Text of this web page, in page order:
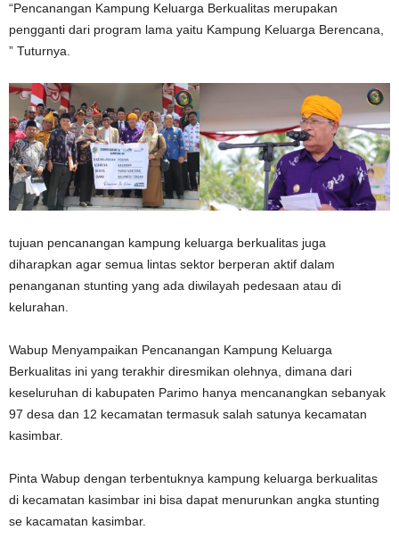
“Pencanangan Kampung Keluarga Berkualitas merupakan
pengganti dari program lama yaitu Kampung Keluarga Berencana,
” Tuturnya.
tujuan pencanangan kampung keluarga berkualitas juga
diharapkan agar semua lintas sektor berperan aktif dalam
penanganan stunting yang ada diwilayah pedesaan atau di
kelurahan.
Wabup Menyampaikan Pencanangan Kampung Keluarga
Berkualitas ini yang terakhir diresmikan olehnya, dimana dari
keseluruhan di kabupaten Parimo hanya mencanangkan sebanyak
97 desa dan 12 kecamatan termasuk salah satunya kecamatan
kasimbar.
Pinta Wabup dengan terbentuknya kampung keluarga berkualitas
di kecamatan kasimbar ini bisa dapat menurunkan angka stunting
se kacamatan kasimbar.